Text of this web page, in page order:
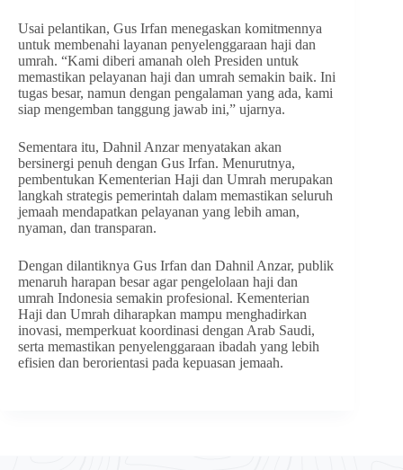
Usai pelantikan, Gus Irfan menegaskan komitmennya
untuk membenahi layanan penyelenggaraan haji dan
umrah. “Kami diberi amanah oleh Presiden untuk
memastikan pelayanan haji dan umrah semakin baik. Ini
tugas besar, namun dengan pengalaman yang ada, kami
siap mengemban tanggung jawab ini,” ujarnya.
Sementara itu, Dahnil Anzar menyatakan akan
bersinergi penuh dengan Gus Irfan. Menurutnya,
pembentukan Kementerian Haji dan Umrah merupakan
langkah strategis pemerintah dalam memastikan seluruh
jemaah mendapatkan pelayanan yang lebih aman,
nyaman, dan transparan.
Dengan dilantiknya Gus Irfan dan Dahnil Anzar, publik
menaruh harapan besar agar pengelolaan haji dan
umrah Indonesia semakin profesional. Kementerian
Haji dan Umrah diharapkan mampu menghadirkan
inovasi, memperkuat koordinasi dengan Arab Saudi,
serta memastikan penyelenggaraan ibadah yang lebih
efisien dan berorientasi pada kepuasan jemaah.